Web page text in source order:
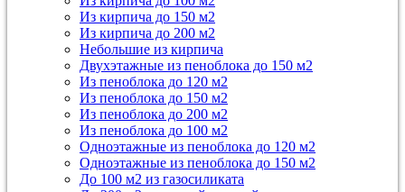
Из кирпича до 150 м2
Из кирпича до 200 м2
Небольшие из кирпича
Двухэтажные из пеноблока до 150 м2
Из пеноблока до 120 м2
Из пеноблока до 150 м2
Из пеноблока до 200 м2
Из пеноблока до 100 м2
Одноэтажные из пеноблока до 120 м2
Одноэтажные из пеноблока до 150 м2
До 100 м2 из газосиликата